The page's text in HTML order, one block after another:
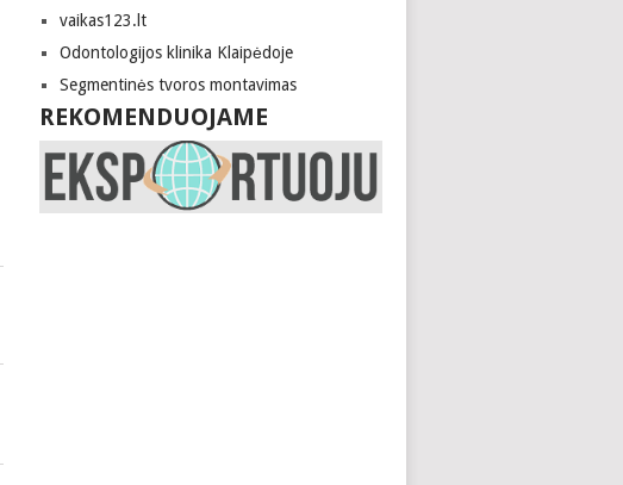
vaikas123.lt
Odontologijos klinika Klaipėdoje
Segmentinės tvoros montavimas
REKOMENDUOJAME